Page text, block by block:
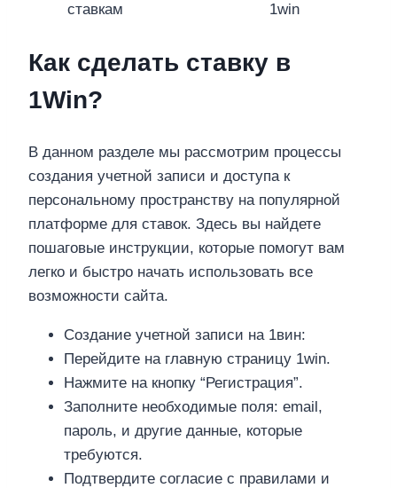
ставкам
1win
Как сделать ставку в
1Win?
В данном разделе мы рассмотрим процессы
создания учетной записи и доступа к
персональному пространству на популярной
платформе для ставок. Здесь вы найдете
пошаговые инструкции, которые помогут вам
легко и быстро начать использовать все
возможности сайта.
Создание учетной записи на 1вин:
Перейдите на главную страницу 1win.
Нажмите на кнопку “Регистрация”.
Заполните необходимые поля: email,
пароль, и другие данные, которые
требуются.
Подтвердите согласие с правилами и